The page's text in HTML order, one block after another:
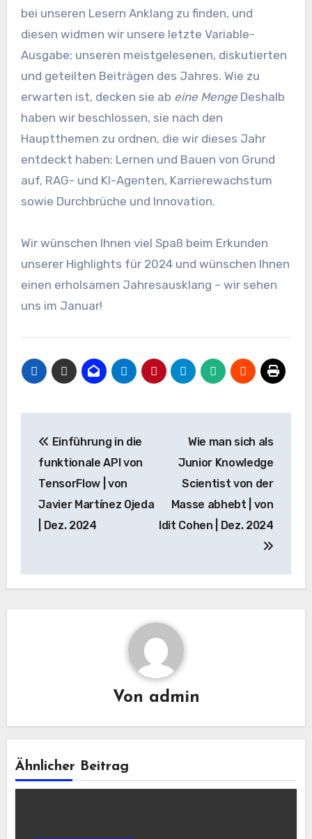
bei unseren Lesern Anklang zu finden, und
diesen widmen wir unsere letzte Variable-
Ausgabe: unseren meistgelesenen, diskutierten
und geteilten Beiträgen des Jahres. Wie zu
erwarten ist, decken sie ab eine MengeDeshalb
haben wir beschlossen, sie nach den
Hauptthemen zu ordnen, die wir dieses Jahr
entdeckt haben: Lernen und Bauen von Grund
auf, RAG- und KI-Agenten, Karrierewachstum
sowie Durchbrüche und Innovation.
Wir wünschen Ihnen viel Spaß beim Erkunden
unserer Highlights für 2024 und wünschen Ihnen
einen erholsamen Jahresausklang – wir sehen
uns im Januar!
Navigation
Einführung in die
funktionale API von
TensorFlow | von
Javier Martínez Ojeda
| Dez. 2024
Wie man sich als
Junior Knowledge
Scientist von der
Masse abhebt | von
Idit Cohen | Dez. 2024
Von admin
Ähnlicher Beitrag